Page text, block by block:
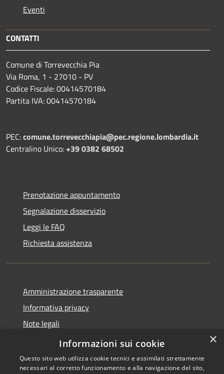
Eventi
CONTATTI
Comune di Torrevecchia Pia
Via Roma, 1 - 27010 - PV
Codice Fiscale: 00414570184
Partita IVA: 00414570184
PEC:comune.torrevecchiapia@pec.regione.lombardia.it
Centralino Unico:+39 0382 68502
Prenotazione appuntamento
Segnalazione disservizio
Leggi le FAQ
Richiesta assistenza
Amministrazione trasparente
Informativa privacy
Note legali
Dichiarazione di accessibilità
×
Informazioni sui cookie
Questo sito web utilizza cookie tecnici e assimilati strettamente
necessari al corretto funzionamento e alla navigazione del sito,